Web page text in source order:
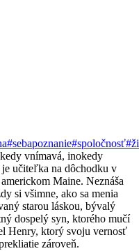
#sebapoznanie#spoločnosť
vnímavá, inokedy
učiteľka na dôchodku v
Maine. Neznáša
si všimne, ako sa menia
starou láskou, bývalý
dospelý syn, ktorého mučí
Henry, ktorý svoju vernosť
zároveň.